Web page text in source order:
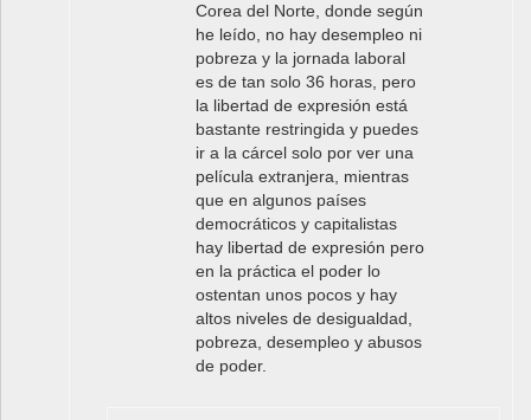
Corea del Norte, donde según
he leído, no hay desempleo ni
pobreza y la jornada laboral
es de tan solo 36 horas, pero
la libertad de expresión está
bastante restringida y puedes
ir a la cárcel solo por ver una
película extranjera, mientras
que en algunos países
democráticos y capitalistas
hay libertad de expresión pero
en la práctica el poder lo
ostentan unos pocos y hay
altos niveles de desigualdad,
pobreza, desempleo y abusos
de poder.